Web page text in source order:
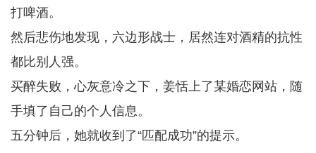
打啤酒。
然后悲伤地发现，六边形战士，居然连对酒精的抗性
都比别人强。
买醉失败，心灰意冷之下，姜恬上了某婚恋网站，随
手填了自己的个人信息。
五分钟后，她就收到了“匹配成功”的提示。